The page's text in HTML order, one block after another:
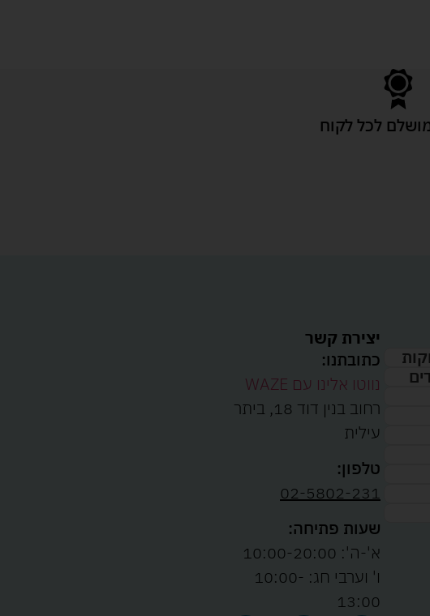
לכל לקוח
יצירת קשר
כתובתנו:
נווטו אלינו עם WAZE
רחוב בנין דוד 18, ביתר
עילית
טלפון:
02-5802-231
שעות פתיחה:
א'-ה': 10:00-20:00
ו' וערבי חג: 10:00-
13:00